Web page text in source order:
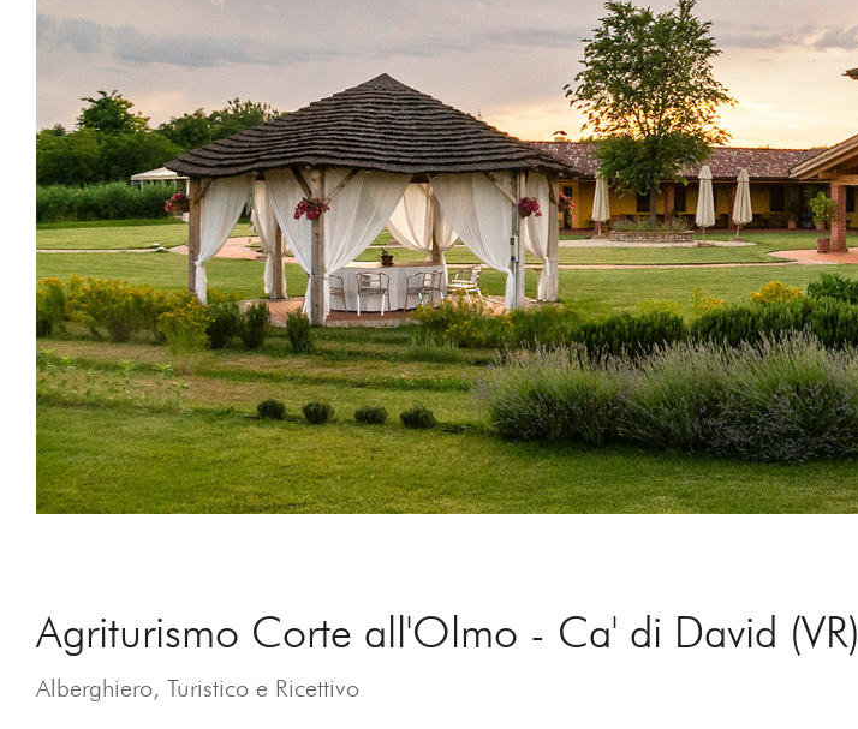
Agriturismo Corte all'Olmo - Ca' di David (VR)
Alberghiero, Turistico e Ricettivo